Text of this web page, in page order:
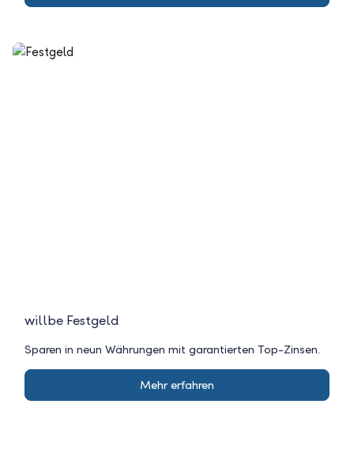
willbe Festgeld
Sparen in neun Währungen mit garantierten Top-Zinsen.
Mehr erfahren